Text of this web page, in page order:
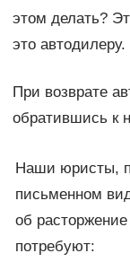
этом делать?
это автодилеру.
При возврате
обратившись к
Наши юристы,
письменном
об
потребуют: